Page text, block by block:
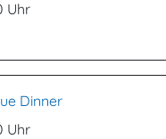
Uhr
Dinner
Uhr